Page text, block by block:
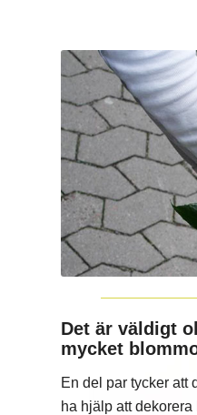
Det är väldigt
mycket
En del par tycker att
ha hjälp att